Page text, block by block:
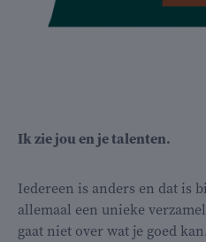
Ik zie jou en je talenten.
Iedereen is anders en dat is
allemaal een unieke
gaat niet over wat je goed